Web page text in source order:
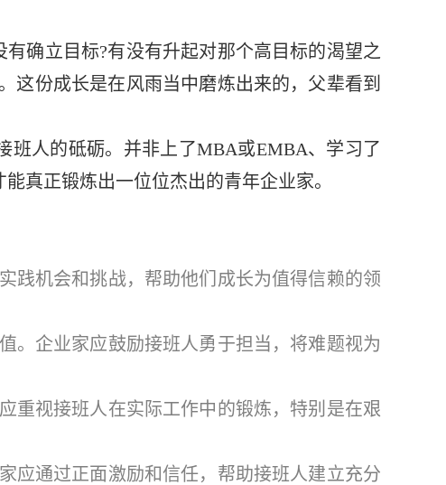
确立目标?有没有升起对那个高目标的渴望之
这份成长是在风雨当中磨炼出来的，父辈看到
人的砥砺。并非上了MBA或EMBA、学习了
真正锻炼出一位位杰出的青年企业家。
机会和挑战，帮助他们成长为值得信赖的领
企业家应鼓励接班人勇于担当，将难题视为
视接班人在实际工作中的锻炼，特别是在艰
通过正面激励和信任，帮助接班人建立充分